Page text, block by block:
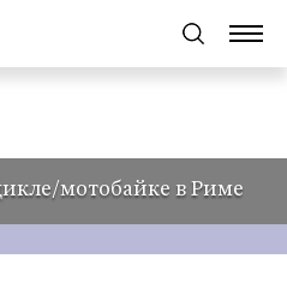
мотобайке в Риме